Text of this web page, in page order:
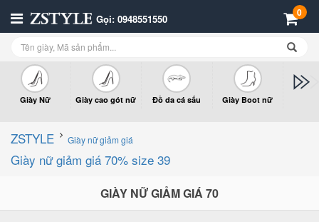
Gọi: 0948551550 0
Giày Nữ Giày cao gót nữ Đồ da cá sấu Giày Boot nữ
ZSTYLE Giày nữ giảm giá
Giày nữ giảm giá 70% size 39
GIÀY NỮ GIẢM GIÁ 70